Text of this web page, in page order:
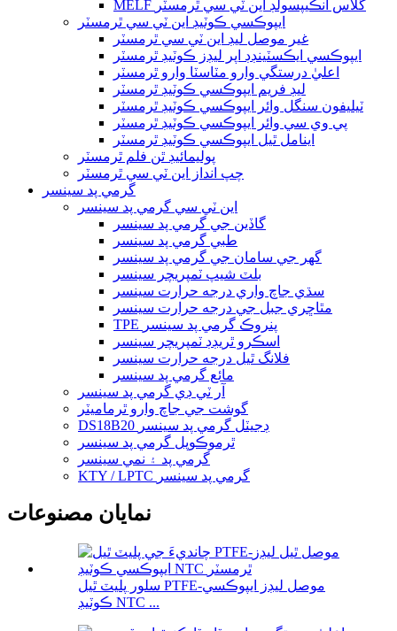
MELF گلاس انڪيپسولڊ اين ٽي سي ٿرمسٽر
ايپوڪسي ڪوٽيڊ اين ٽي سي ٿرمسٽر
غير موصل ليڊ اين ٽي سي ٿرمسٽر
ايپوڪسي ايڪسٽينڊڊ اپر ليڊز ڪوٽيڊ ٿرمسٽر
اعليٰ درستگي وارو مٽاسٽا وارو ٿرمسٽر
ليڊ فريم ايپوڪسي ڪوٽيڊ ٿرمسٽر
ٽيليفون سنگل وائر ايپوڪسي ڪوٽيڊ ٿرمسٽر
پي وي سي وائر ايپوڪسي ڪوٽيڊ ٿرمسٽر
اينامل ٿيل ايپوڪسي ڪوٽيڊ ٿرمسٽر
پوليمائيڊ ٿن فلم ٿرمسٽر
چپ انداز اين ٽي سي ٿرمسٽر
گرمي پد سينسر
اين ٽي سي گرمي پد سينسر
گاڏين جي گرمي پد سينسر
طبي گرمي پد سينسر
گھر جي سامان جي گرمي پد سينسر
بلٽ شيپ ٽمپريچر سينسر
سڌي جاچ واري درجه حرارت سينسر
مٿاڇري جبل جي درجه حرارت سينسر
TPE پنروڪ گرمي پد سينسر
اسڪرو ٿريڊڊ ٽمپريچر سينسر
فلانگ ٿيل درجه حرارت سينسر
مائع گرمي پد سينسر
آر ٽي ڊي گرمي پد سينسر
گوشت جي جاچ وارو ٿرماميٽر
DS18B20 ڊجيٽل گرمي پد سينسر
ٿرموڪوپل گرمي پد سينسر
گرمي پد ۽ نمي سينسر
KTY / LPTC گرمي پد سينسر
نمايان مصنوعات
سلور پليٽ ٿيل PTFE-موصل ليڊز ايپوڪسي
ڪوٽيڊ NTC ...